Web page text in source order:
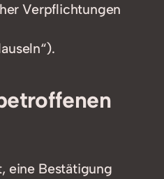
Verpflichtungen
eine Bestätigung